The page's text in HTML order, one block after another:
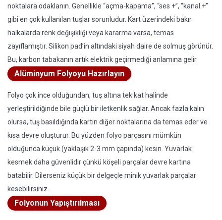
noktalara odaklanın. Genellikle “açma-kapama”, “ses +”, “kanal +”
gibi en çok kullanılan tuşlar sorunludur. Kart üzerindeki bakır
halkalarda renk değişikliği veya kararma varsa, temas
zayıflamıştır. Silikon pad’in altındaki siyah daire de solmuş görünür.
Bu, karbon tabakanın artık elektrik geçirmediği anlamına gelir.
Alüminyum Folyoyu Hazırlayın
Folyo çok ince olduğundan, tuş altına tek kat halinde
yerleştirildiğinde bile güçlü bir iletkenlik sağlar. Ancak fazla kalın
olursa, tuş basıldığında kartın diğer noktalarına da temas eder ve
kısa devre oluşturur. Bu yüzden folyo parçasını mümkün
olduğunca küçük (yaklaşık 2-3 mm çapında) kesin. Yuvarlak
kesmek daha güvenlidir çünkü köşeli parçalar devre kartına
batabilir. Dilerseniz küçük bir delgeçle minik yuvarlak parçalar
kesebilirsiniz.
Folyonun Yapıştırılması